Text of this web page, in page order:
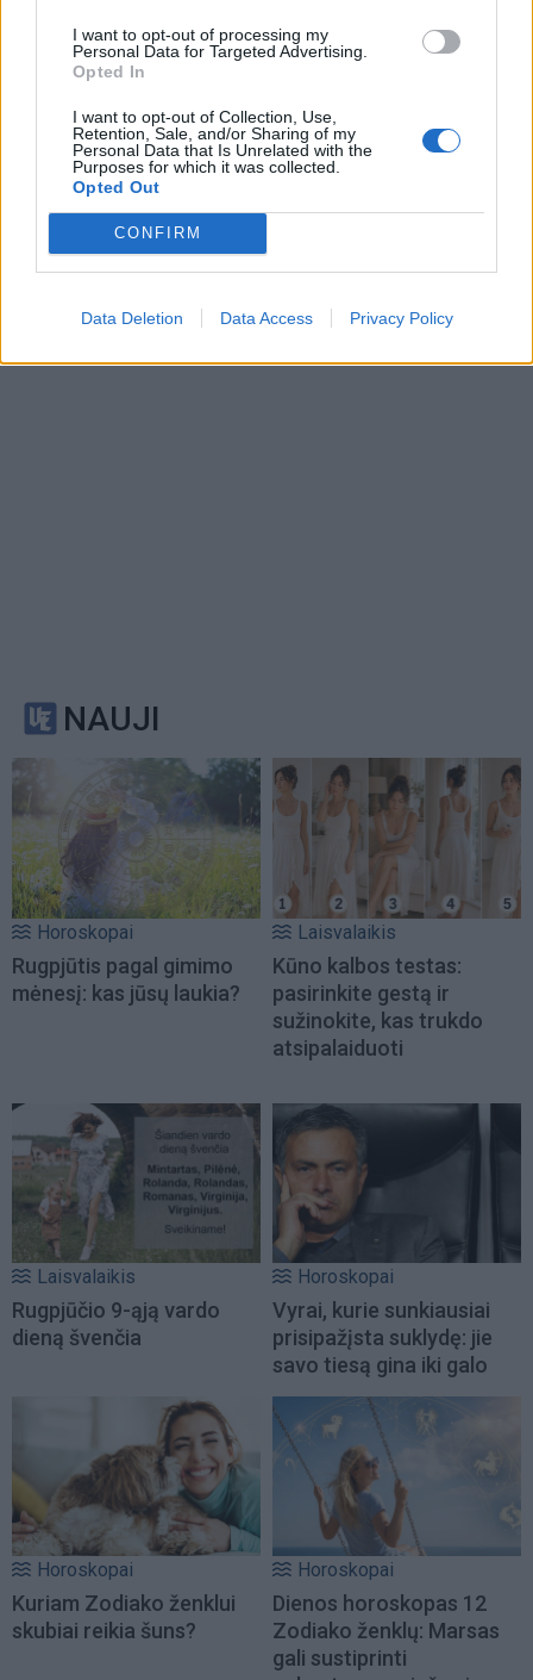
I want to opt-out of processing my
Personal Data for Targeted Advertising.
Opted In
I want to opt-out of Collection, Use,
Retention, Sale, and/or Sharing of my
Personal Data that Is Unrelated with the
Purposes for which it was collected.
Opted Out
CONFIRM
Data Deletion Data Access Privacy Policy
Horoskopai
Trijų Zodiako ženklų
laukia didžiausia sėkmė
ateinančią savaitę
niekada nerūpi svetimas
asmeninis gyvenimas
NAUJI
Horoskopai
Rugpjūtis pagal gimimo
mėnesį: kas jūsų laukia?
Laisvalaikis
Kūno kalbos testas:
pasirinkite gestą ir
sužinokite, kas trukdo
atsipalaiduoti
Laisvalaikis
Rugpjūčio 9-ąją vardo
dieną švenčia
Horoskopai
Vyrai, kurie sunkiausiai
prisipažįsta suklydę: jie
savo tiesą gina iki galo
Horoskopai
Kuriam Zodiako ženklui
skubiai reikia šuns?
Horoskopai
Dienos horoskopas 12
Zodiako ženklų: Marsas
gali sustiprinti